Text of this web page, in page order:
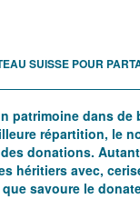
SUISSE POUR
patrimoine dans de
répartition, le
donations.
héritiers avec,